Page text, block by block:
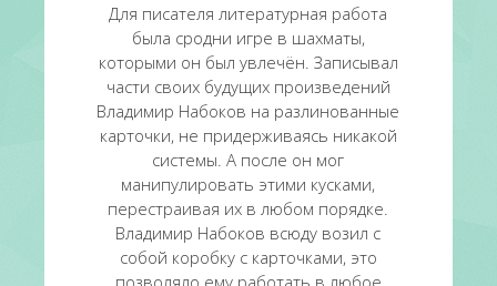
Для писателя литературная работа
была сродни игре в шахматы,
которыми он был увлечён. Записывал
части своих будущих произведений
Владимир Набоков на разлинованные
карточки, не придерживаясь никакой
системы. А после он мог
манипулировать этими кусками,
перестраивая их в любом порядке.
Владимир Набоков всюду возил с
собой коробку с карточками, это
позволяло ему работать в любое